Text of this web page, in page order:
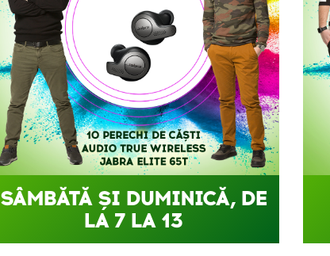
SÂMBĂTĂ ȘI DUMINICĂ, DE
LA 7 LA 13